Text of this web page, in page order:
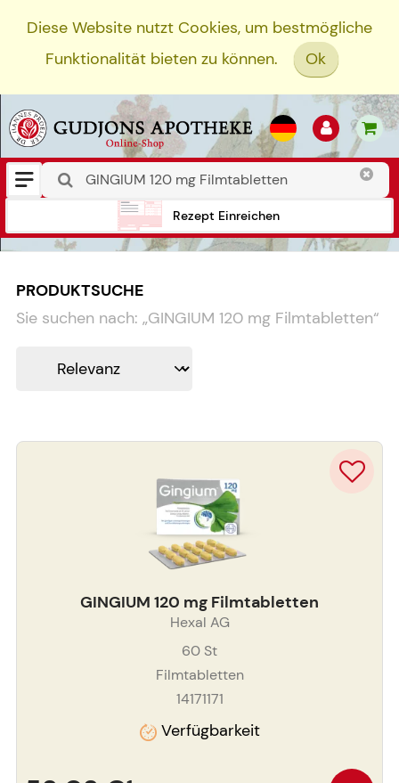
Diese Website nutzt Cookies, um bestmögliche
Funktionalität bieten zu können.
Ok
Rezept Einreichen
PRODUKTSUCHE
Sie suchen nach: „GINGIUM 120 mg Filmtabletten“
GINGIUM 120 mg Filmtabletten
Hexal AG
60 St
Filmtabletten
14171171
Verfügbarkeit